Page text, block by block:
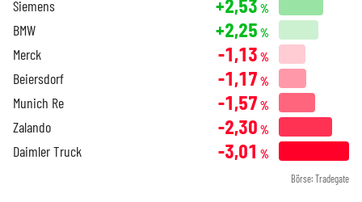
Siemens +2,53 %
BMW +2,25 %
Merck -1,13 %
Beiersdorf -1,17 %
Munich Re -1,57 %
Zalando -2,30 %
Daimler Truck -3,01 %
Börse: Tradegate